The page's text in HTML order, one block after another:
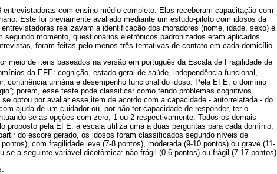
com ensino médio completo. Elas receberam capacitação com
Este foi previamente avaliado mediante um estudo-piloto com idosos da
realizavam a identificação dos moradores (nome, idade, sexo) e
momento, questionários eletrônicos padronizados eram aplicados
foram feitas pelo menos três tentativas de contato em cada domicílio.
meio de itens baseados na versão em português da Escala de Fragilidade de
da EFE: cognição, estado geral de saúde, independência funcional,
continência urinária e desempenho funcional do idoso. Pela EFE, o domínio
porém, esse teste pode classificar como tendo problemas cognitivos
optou por avaliar esse item de acordo com a capacidade - autorrelatada - do
ajuda de um cuidador ou, por não ter capacidade de responder, ter o
se as opções com zero, 1 ou 2 respectivamente. Todos os demais
proposto pela EFE: a escala utiliza uma a duas perguntas para cada domínio,
do escore gerado, os idosos foram classificados segundo níveis de
com fragilidade leve (7-8 pontos), moderada (9-10 pontos) ou grave (11-
se a seguinte variável dicotômica: não frágil (0-6 pontos) ou frágil (7-17 pontos).